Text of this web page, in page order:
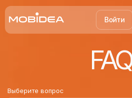
Войти
FAQ
Выберите вопрос